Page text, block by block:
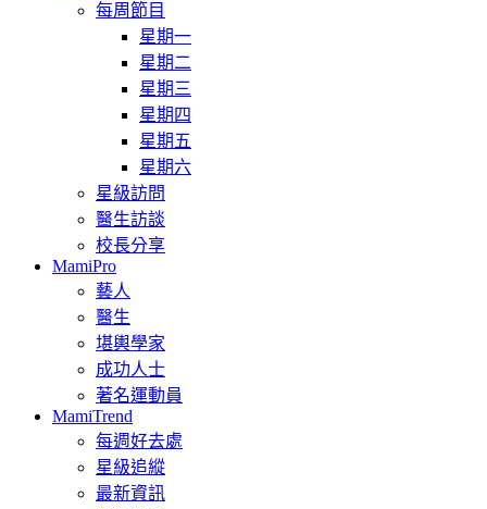
每周節目
星期一
星期二
星期三
星期四
星期五
星期六
星級訪問
醫生訪談
校長分享
MamiPro
藝人
醫生
堪輿學家
成功人士
著名運動員
MamiTrend
每週好去處
星級追縱
最新資訊